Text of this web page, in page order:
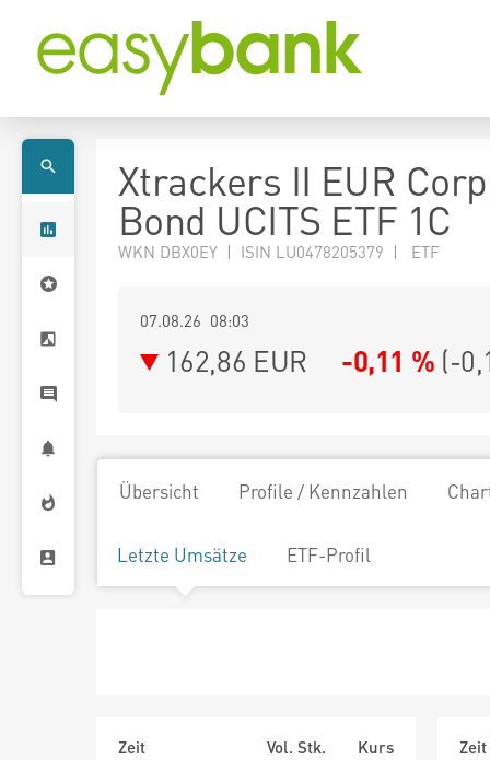
Xtrackers II EUR
Bond UCITS ETF 1C
WKN DBX0EY | ISIN LU0478205379 | ETF
07.08.26 08:03
162,86 EUR -0,11 % (-
Übersicht Profile / Kennzahlen
Letzte Umsätze ETF-Profil
Zeit Vol. Stk.
Kurs
Zeit